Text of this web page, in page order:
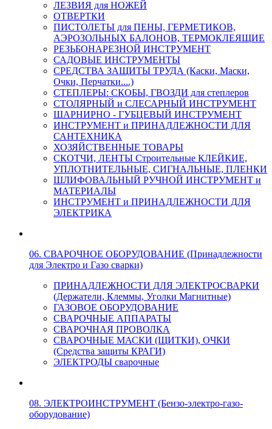
ЛЕЗВИЯ для НОЖЕЙ
ОТВЕРТКИ
ПИСТОЛЕТЫ для ПЕНЫ, ГЕРМЕТИКОВ,
АЭРОЗОЛЬНЫХ БАЛОНОВ, ТЕРМОКЛЕЯЩИЕ
РЕЗЬБОНАРЕЗНОЙ ИНСТРУМЕНТ
САДОВЫЕ ИНСТРУМЕНТЫ
СРЕДСТВА ЗАЩИТЫ ТРУДА (Каски, Маски,
Очки, Перчатки....)
СТЕПЛЕРЫ: СКОБЫ, ГВОЗДИ для степлеров
СТОЛЯРНЫЙ и СЛЕСАРНЫЙ ИНСТРУМЕНТ
ШАРНИРНО - ГУБЦЕВЫЙ ИНСТРУМЕНТ
ИНСТРУМЕНТ и ПРИНАДЛЕЖНОСТИ ДЛЯ
САНТЕХНИКА
ХОЗЯЙСТВЕННЫЕ ТОВАРЫ
СКОТЧИ, ЛЕНТЫ Строительные КЛЕЙКИЕ,
УПЛОТНИТЕЛЬНЫЕ, СИГНАЛЬНЫЕ, ПЛЕНКИ
ШЛИФОВАЛЬНЫЙ РУЧНОЙ ИНСТРУМЕНТ и
МАТЕРИАЛЫ
ИНСТРУМЕНТ и ПРИНАДЛЕЖНОСТИ ДЛЯ
ЭЛЕКТРИКА
06. СВАРОЧНОЕ ОБОРУДОВАНИЕ (Принадлежности
для Электро и Газо сварки)
ПРИНАДЛЕЖНОСТИ ДЛЯ ЭЛЕКТРОСВАРКИ
(Держатели, Клеммы, Уголки Магнитные)
ГАЗОВОЕ ОБОРУДОВАНИЕ
СВАРОЧНЫЕ АППАРАТЫ
СВАРОЧНАЯ ПРОВОЛКА
СВАРОЧНЫЕ МАСКИ (ЩИТКИ), ОЧКИ
(Средства защиты КРАГИ)
ЭЛЕКТРОДЫ сварочные
08. ЭЛЕКТРОИНСТРУМЕНТ (Бензо-электро-газо-
оборудование)